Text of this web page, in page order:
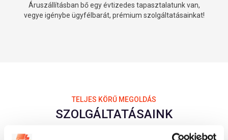
Áruszállításban bő egy évtizedes tapasztalatunk van,
vegye igénybe ügyfélbarát, prémium szolgáltatásainkat!
TELJES KÖRŰ MEGOLDÁS
SZOLGÁLTATÁSAINK